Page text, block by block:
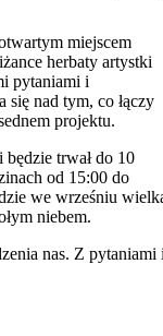
miejscem
herbaty artystki
pytaniami i
się nad tym, co łączy
projektu.
trwał do 10
od 15:00 do
we wrześniu
niebem.
nas. Z pytaniami